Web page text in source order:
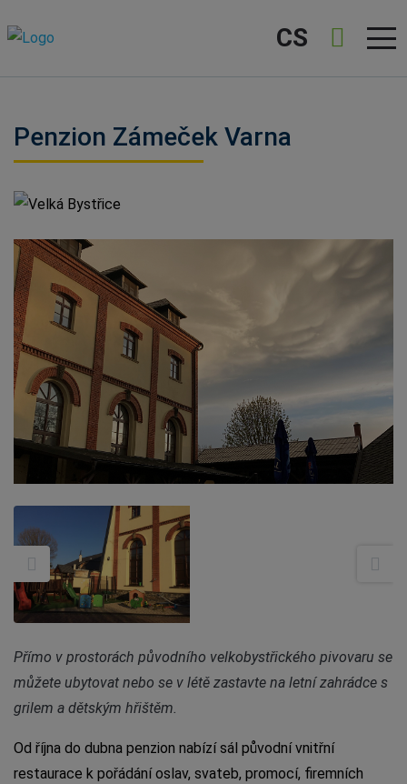
CS
Penzion Zámeček Varna
Velká Bystřice
Přímo v prostorách původního velkobystřického pivovaru se
můžete ubytovat nebo se v létě zastavte na letní zahrádce s
grilem a dětským hřištěm.
Od října do dubna penzion nabízí sál původní vnitřní
restaurace k pořádání oslav, svateb, promocí, firemních